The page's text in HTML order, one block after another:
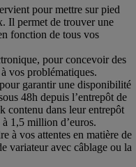
pour mettre sur pied
Il permet de trouver une
fonction de tous vos
pour concevoir des
vos problématiques.
garantir une disponibilité
48h depuis l’entrepôt de
contenu dans leur entrepôt
à 1,5 million d’euros.
à vos attentes en matière de
variateur avec câblage ou la